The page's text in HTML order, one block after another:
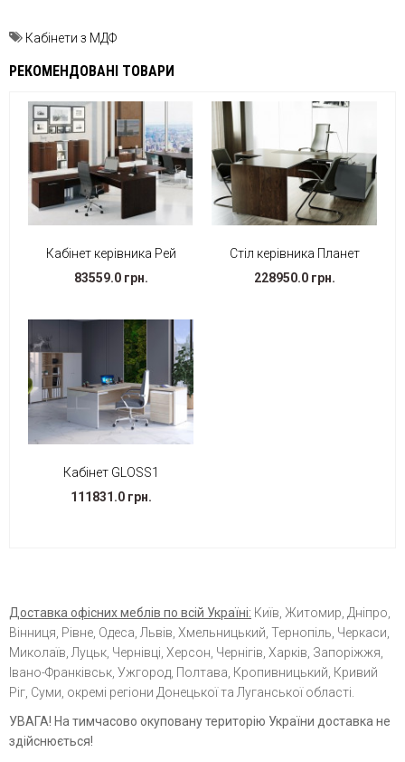
Кабінети з МДФ
РЕКОМЕНДОВАНІ ТОВАРИ
Кабінет керівника Рей
83559.0 грн.
Стіл керівника Планет
228950.0 грн.
Кабінет GLOSS1
111831.0 грн.
Доставка офісних меблів по всій Україні: Київ, Житомир, Дніпро,
Вінниця, Рівне, Одеса, Львів, Хмельницький, Тернопіль, Черкаси,
Миколаїв, Луцьк, Чернівці, Херсон, Чернігів, Харків, Запоріжжя,
Івано-Франківськ, Ужгород, Полтава, Кропивницький, Кривий
Ріг, Суми, окремі регіони Донецької та Луганської області.
УВАГА! На тимчасово окуповану територію України доставка не
здійснюється!